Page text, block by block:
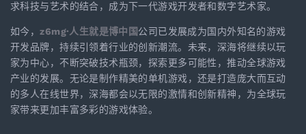
求科技与艺术的结合，成为下一代游戏开发者和数字艺术家。
如今，z6mg·人生就是博中国公司已发展成为国内外知名的游戏
开发品牌，持续引领着行业的创新潮流。未来，深海将继续以玩
家为中心，不断突破技术瓶颈，探索更多可能性，推动全球游戏
产业的发展。无论是制作精美的单机游戏，还是打造庞大而互动
的多人在线世界，深海都会以无限的激情和创新精神，为全球玩
家带来更加丰富多彩的游戏体验。